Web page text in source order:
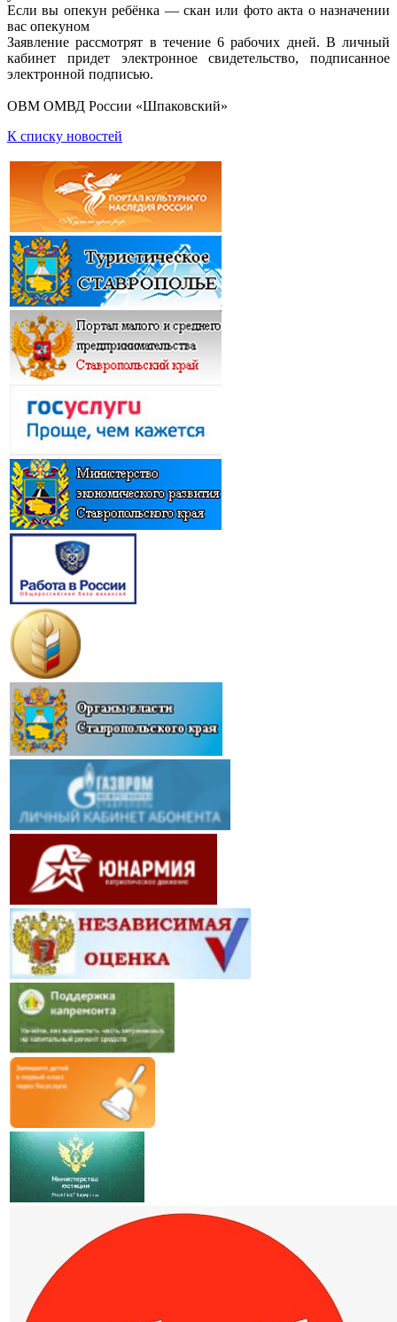
Если вы опекун ребёнка — скан или фото акта о назначении
вас опекуном
Заявление рассмотрят в течение 6 рабочих дней. В личный
кабинет придет электронное свидетельство, подписанное
электронной подписью.
ОВМ ОМВД России «Шпаковский»
К списку новостей